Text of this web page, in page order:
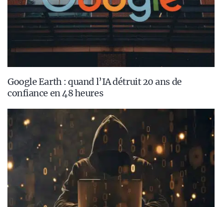
Google Earth : quand l’IA détruit 20 ans de
confiance en 48 heures